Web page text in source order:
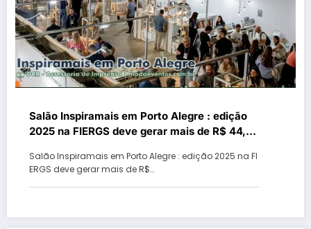
Salão Inspiramais em Porto Alegre : edição
2025 na FIERGS deve gerar mais de R$ 44,5
Salão Inspiramais em Porto Alegre : edição 2025 na FI
ERGS deve gerar mais de R$…